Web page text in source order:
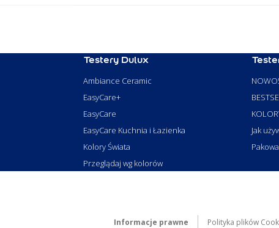
Testery Dulux
Ambiance Ceramic
EasyCare+
EasyCare
EasyCare Kuchnia i Łazienka
Kolory Świata
Przeglądaj wg kolorów
Jak
Informacje prawne Polityka plików